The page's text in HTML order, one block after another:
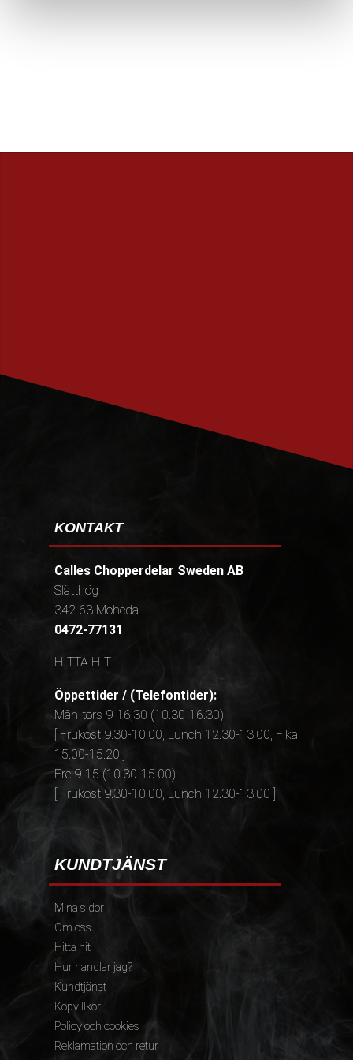
KONTAKT
Calles Chopperdelar Sweden AB
Slätthög
342 63 Moheda
0472-77131
HITTA HIT
Öppettider / (Telefontider):
Mån-tors 9-16,30 (10.30-16.30)
[ Frukost 9.30-10.00, Lunch 12.30-13.00, Fika
15.00-15.20 ]
Fre 9-15 (10.30-15.00)
[ Frukost 9.30-10.00, Lunch 12.30-13.00 ]
KUNDTJÄNST
Mina sidor
Om oss
Hitta hit
Hur handlar jag?
Kundtjänst
Köpvillkor
Policy och cookies
Reklamation och retur